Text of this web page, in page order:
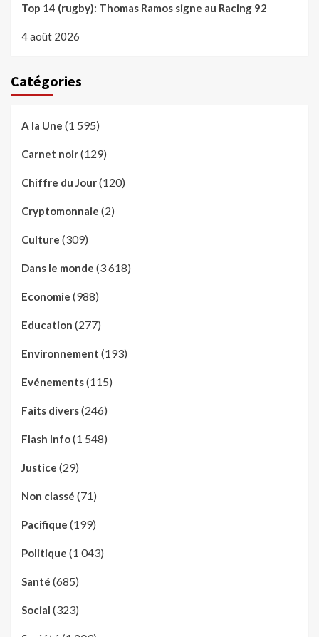
Top 14 (rugby): Thomas Ramos signe au Racing 92
4 août 2026
Catégories
A la Une (1 595)
Carnet noir(129)
Chiffre du Jour(120)
Cryptomonnaie (2)
Culture (309)
Dans le monde (3 618)
Economie (988)
Education (277)
Environnement (193)
Evénements(115)
Faits divers(246)
Flash Info(1 548)
Justice (29)
Non classé (71)
Pacifique (199)
Politique (1 043)
Santé (685)
Social (323)